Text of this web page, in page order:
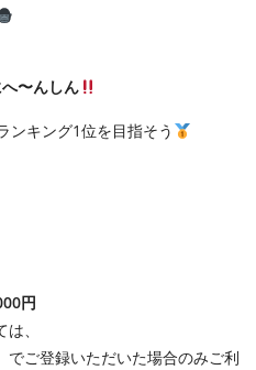
〜んしん
ンキング1位を目指そう
円
、
ご登録いただいた場合のみご利